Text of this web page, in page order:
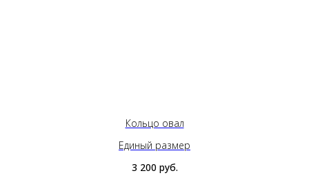
Кольцо овал
Единый размер
3 200 руб.